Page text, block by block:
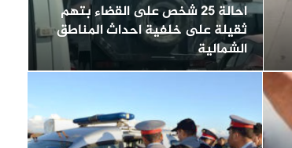
احالة 25 شخص على القضاء بتهم
ثقيلة على خلفية احداث المناطق
الشمالية